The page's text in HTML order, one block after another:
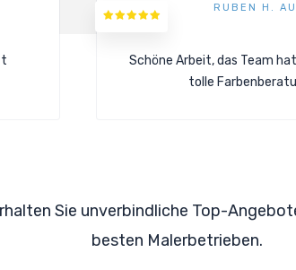
RUBEN H.
Schöne Arbeit, das Team
tolle
Sie unverbindliche Top-
besten Malerbetrieben.